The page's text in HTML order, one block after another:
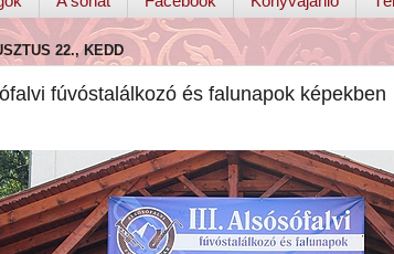
22., KEDD
fúvóstalálkozó és falunapok képekben